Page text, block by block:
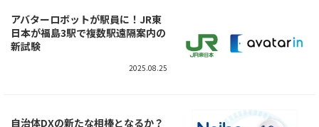
アバターロボットが駅員に！JR東
日本が福島3駅で複数駅遠隔案内の
新試験
2025.08.25
自治体DXの新たな相棒となるか？